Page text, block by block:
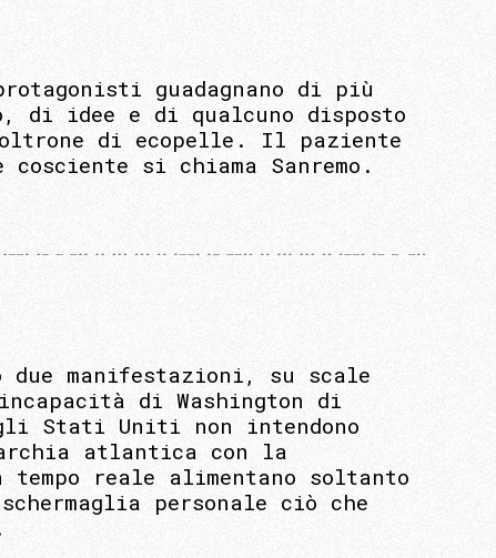
guadagnano di più
di idee e di qualcuno disposto
di ecopelle. Il paziente
si chiama Sanremo.
manifestazioni, su scale
di Washington di
Stati Uniti non intendono
atlantica con la
reale alimentano soltanto
personale ciò che